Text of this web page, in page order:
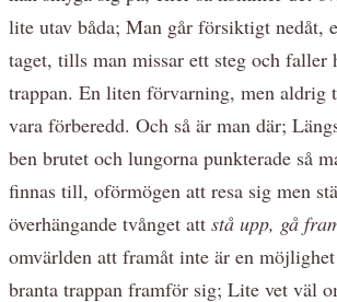
lite utav båda; Man går försiktigt nedåt,
taget, tills man missar ett steg och faller
trappan. En liten förvarning, men
vara förberedd. Och så är man där;
ben brutet och lungorna punkterade så
finnas till, oförmögen att resa sig men
överhängande tvånget att stå upp, gå
omvärlden att framåt inte är en
branta trappan framför sig; Lite vet väl